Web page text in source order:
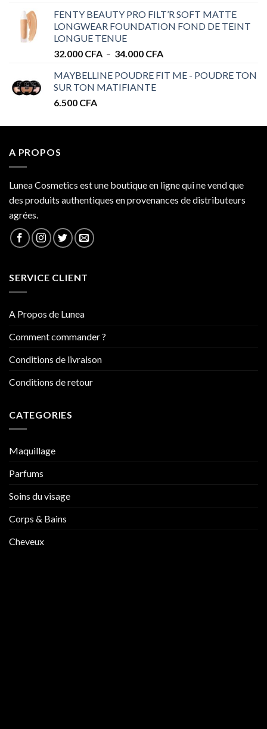
28.000 CFA
à
FENTY BEAUTY PRO FILT’R SOFT MATTE
LONGWEAR FOUNDATION FOND DE TEINT
LONGUE TENUE
32.000 CFA – 34.000 CFAPlage
prix :
MAYBELLINE POUDRE FIT ME - POUDRE TON
SUR TON MATIFIANTE
6.500 CFA
A PROPOS
Lunea Cosmetics est une boutique en ligne qui ne vend que
des produits authentiques en provenances de distributeurs
agrées.
SERVICE CLIENT
A Propos de Lunea
Comment commander ?
Conditions de livraison
Conditions de retour
CATEGORIES
Maquillage
Parfums
Soins du visage
Corps & Bains
Cheveux